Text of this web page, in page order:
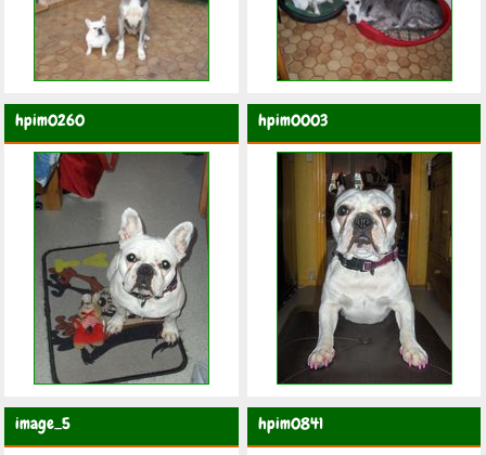
hpim0260 hpim0003
image_5 hpim0841